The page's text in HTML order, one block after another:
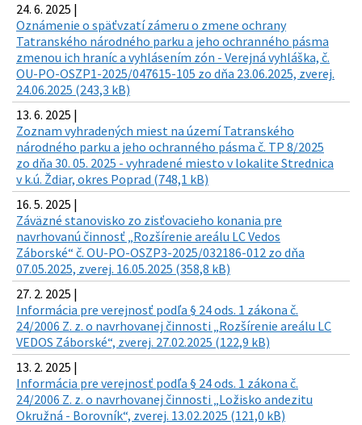
24. 6. 2025 |
Oznámenie o späťvzatí zámeru o zmene ochrany
Tatranského národného parku a jeho ochranného pásma
zmenou ich hraníc a vyhlásením zón - Verejná vyhláška, č.
OU-PO-OSZP1-2025/047615-105 zo dňa 23.06.2025, zverej.
24.06.2025 (243,3 kB)
13. 6. 2025 |
Zoznam vyhradených miest na území Tatranského
národného parku a jeho ochranného pásma č. TP 8/2025
zo dňa 30. 05. 2025 - vyhradené miesto v lokalite Strednica
v k.ú. Ždiar, okres Poprad (748,1 kB)
16. 5. 2025 |
Záväzné stanovisko zo zisťovacieho konania pre
navrhovanú činnosť „Rozšírenie areálu LC Vedos
Záborské“ č. OU-PO-OSZP3-2025/032186-012 zo dňa
07.05.2025, zverej. 16.05.2025 (358,8 kB)
27. 2. 2025 |
Informácia pre verejnosť podľa § 24 ods. 1 zákona č.
24/2006 Z. z. o navrhovanej činnosti „Rozšírenie areálu LC
VEDOS Záborské“, zverej. 27.02.2025 (122,9 kB)
13. 2. 2025 |
Informácia pre verejnosť podľa § 24 ods. 1 zákona č.
24/2006 Z. z. o navrhovanej činnosti „Ložisko andezitu
Okružná - Borovník“, zverej. 13.02.2025 (121,0 kB)